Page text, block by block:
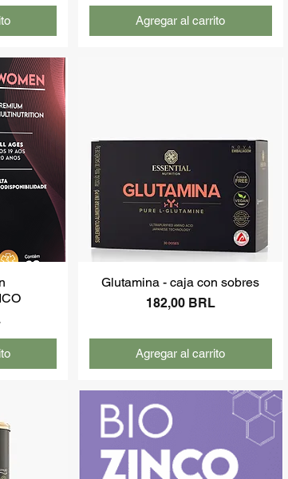
Agregar al carrito
Glutamina - caja con sobres
Precio
182,00 BRL
Agregar al carrito